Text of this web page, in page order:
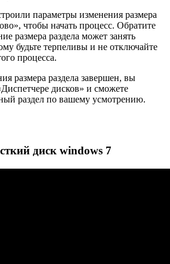
параметры изменения размера
чтобы начать процесс. Обратите
размера раздела может занять
будьте терпеливы и не отключайте
процесса.
размера раздела завершен, вы
дисков» и сможете
раздел по вашему усмотрению.
диск windows 7